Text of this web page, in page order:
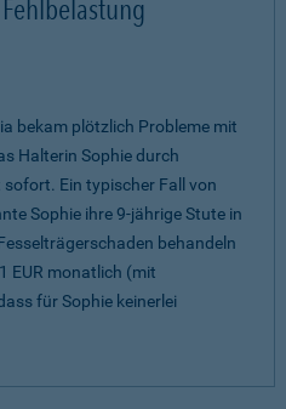
bekam plötzlich Probleme mit
Halterin Sophie durch
Ein typischer Fall von
Sophie ihre 9-jährige Stute in
behandeln
EUR monatlich (mit
für Sophie keinerlei